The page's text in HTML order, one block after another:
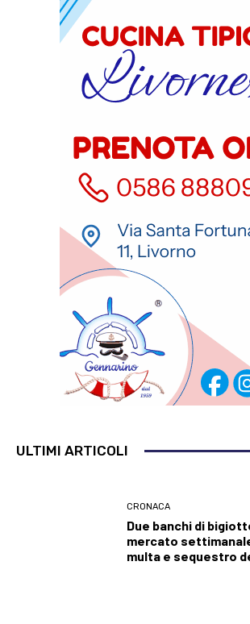
ULTIMI ARTICOLI
CRONACA
Due banchi di
mercato
multa e sequestro